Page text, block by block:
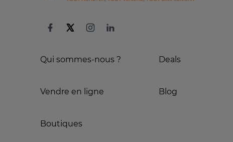
Qui sommes-nous ?
Vendre en ligne
Boutiques
Deals
Blog